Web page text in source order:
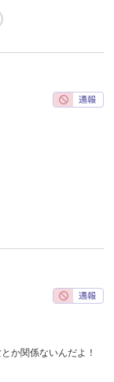
か関係ないんだよ！